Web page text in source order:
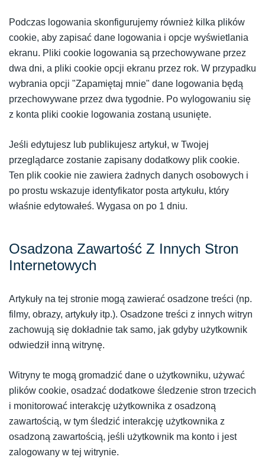
Podczas logowania skonfigurujemy również kilka plików
cookie, aby zapisać dane logowania i opcje wyświetlania
ekranu. Pliki cookie logowania są przechowywane przez
dwa dni, a pliki cookie opcji ekranu przez rok. W przypadku
wybrania opcji "Zapamiętaj mnie" dane logowania będą
przechowywane przez dwa tygodnie. Po wylogowaniu się
z konta pliki cookie logowania zostaną usunięte.
Jeśli edytujesz lub publikujesz artykuł, w Twojej
przeglądarce zostanie zapisany dodatkowy plik cookie.
Ten plik cookie nie zawiera żadnych danych osobowych i
po prostu wskazuje identyfikator posta artykułu, który
właśnie edytowałeś. Wygasa on po 1 dniu.
Osadzona Zawartość Z Innych Stron
Internetowych
Artykuły na tej stronie mogą zawierać osadzone treści (np.
filmy, obrazy, artykuły itp.). Osadzone treści z innych witryn
zachowują się dokładnie tak samo, jak gdyby użytkownik
odwiedził inną witrynę.
Witryny te mogą gromadzić dane o użytkowniku, używać
plików cookie, osadzać dodatkowe śledzenie stron trzecich
i monitorować interakcję użytkownika z osadzoną
zawartością, w tym śledzić interakcję użytkownika z
osadzoną zawartością, jeśli użytkownik ma konto i jest
zalogowany w tej witrynie.